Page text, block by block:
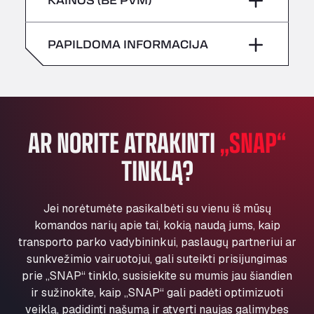
American Truck Wash
Av. des Etats-Unis 90, 6041
AP7 Salida 2, C/ Bassegoda, 4, 17700
Andamur Pamplona
A-15 Salida Imarcoain, 31119
Aut A1 Exit 385, 01207
Anglia Motel
Washway Road, PE12 8LT
Anpol Sp. z o.o.
Ul. Torunska 147, 85884
Aqua Ariva GmbH
Sekmadienis –
Sekmadienis –
PAPILDOMA INFORMACIJA
AR NORITE ATRAKINTI„SNAP“
TINKLĄ?
Jei norėtumėte pasikalbėti su vienu iš mūsų
komandos narių apie tai, kokią naudą jums, kaip
transporto parko vadybininkui, paslaugų partneriui ar
sunkvežimio vairuotojui, gali suteikti prisijungimas
prie „SNAP“ tinklo, susisiekite su mumis jau šiandien
ir sužinokite, kaip „SNAP“ gali padėti optimizuoti
veiklą, padidinti našumą ir atverti naujas galimybes